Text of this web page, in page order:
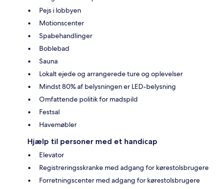
Pejs i lobbyen
Motionscenter
Spabehandlinger
Boblebad
Sauna
Lokalt ejede og arrangerede ture og oplevelser
Mindst 80% af belysningen er LED-belysning
Omfattende politik for madspild
Festsal
Havemøbler
Hjælp til personer med et handicap
Elevator
Registreringsskranke med adgang for kørestolsbrugere
Forretningscenter med adgang for kørestolsbrugere